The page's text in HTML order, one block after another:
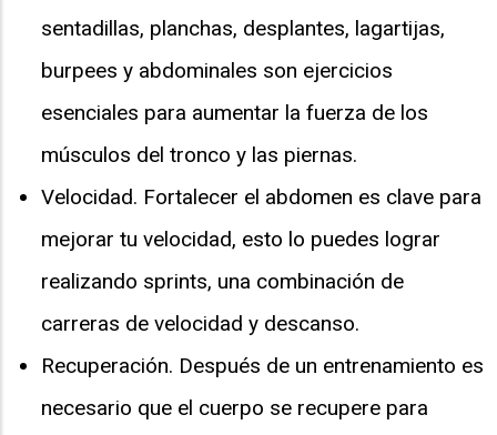
sentadillas, planchas, desplantes, lagartijas,
burpees y abdominales son ejercicios
esenciales para aumentar la fuerza de los
músculos del tronco y las piernas.
Velocidad. Fortalecer el abdomen es clave para
mejorar tu velocidad, esto lo puedes lograr
realizando sprints, una combinación de
carreras de velocidad y descanso.
Recuperación. Después de un entrenamiento es
necesario que el cuerpo se recupere para